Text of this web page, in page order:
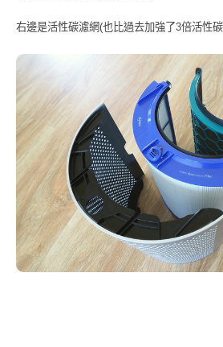
右邊是活性碳濾網(也比過去加強了3倍活性碳